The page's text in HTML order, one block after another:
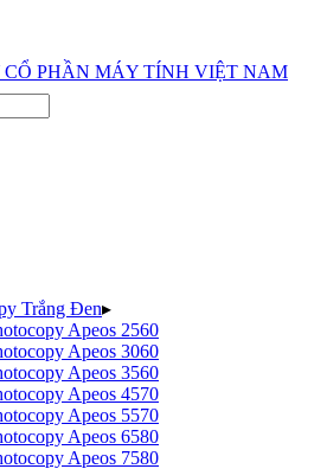
CỔ PHẦN MÁY TÍNH VIỆT NAM
Trắng Đen▸
Apeos 2560
Apeos 3060
Apeos 3560
Apeos 4570
Apeos 5570
Apeos 6580
Apeos 7580